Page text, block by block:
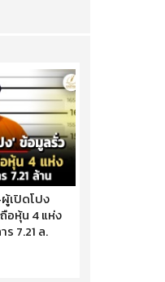
เปิดโปง
อหุ้น 4 แห่ง
7.21 ล.